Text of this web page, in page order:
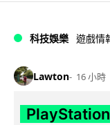
科技娛樂 遊戲情
Lawton 16 小時